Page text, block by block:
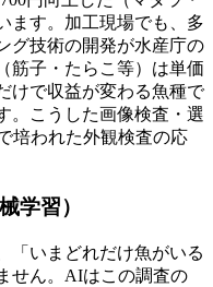
ます。加工現場でも、多
グ技術の開発が水産庁の
筋子・たらこ等）は単価
けで収益が変わる魚種で
。こうした画像検査・選
培われた外観検査の応
学習）
「いまどれだけ魚がいる
せん。AIはこの調査の